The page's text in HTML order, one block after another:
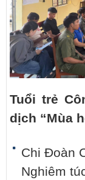
Tuổi trẻ
dịch “Mùa
Chi Đoàn
Nghiêm